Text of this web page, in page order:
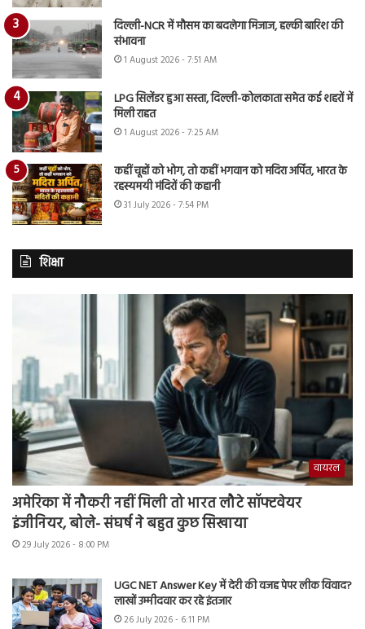
दिल्ली-NCR में मौसम का बदलेगा मिजाज, हल्की बारिश की
संभावना
1 August 2026 - 7:51 AM
LPG सिलेंडर हुआ सस्ता, दिल्ली-कोलकाता समेत कई शहरों में
मिली राहत
1 August 2026 - 7:25 AM
कहीं चूहों को भोग, तो कहीं भगवान को मदिरा अर्पित, भारत के
रहस्यमयी मंदिरों की कहानी
31 July 2026 - 7:54 PM
शिक्षा
वायरल
अमेरिका में नौकरी नहीं मिली तो भारत लौटे सॉफ्टवेयर
इंजीनियर, बोले- संघर्ष ने बहुत कुछ सिखाया
29 July 2026 - 8:00 PM
UGC NET Answer Key में देरी की वजह पेपर लीक विवाद?
लाखों उम्मीदवार कर रहे इंतजार
26 July 2026 - 6:11 PM